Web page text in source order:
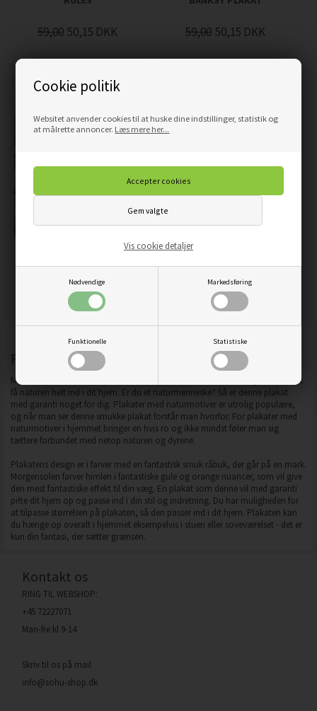
Cookie politik
Websitet anvender cookies til at huske dine indstillinger, statistik og
at målrette annoncer. Læs mere her...
Nødvendige Markedsføring
Funktionelle Statistiske
Vis cookie detaljer
59,00 50,15 DKK 59,00 50,15 DKK
58,65DKK 59,00 50,15 DKK
Plakat med en råbuk i farver
Med denne skønne farve plakat med en fin lille råbuk får du muligheden for at
få naturen helt ind i dit hjem. Er du et naturmenneske? Så er denne plakat
med garanti noget for dig. Plakater med naturmotiver er utrolig populære,
og når man ser denne smukke plakat forstår man hvorfor. For plakater med
naturmotiver i hjemmet bringer en hvis ro og ikke mindst føler man sig
tættere forbundet med netop naturen og dyrene.
Plakatens design er i farver med en fantastisk smuk råbuk, der går på en mark.
Morgensolen farver himlen i fantastiske gule og orange nuancer, som vil give
den mest fantastiske effekt til din væg. En plakat som denne vil med garanti
pifte dit hjem op og passe ind i din stil og indretning. Du har muligheden for
at tilpasse størrelsen på plakaten, så den passer ind i dit hjem. Plakaten kan
du hænge op overalt i hjemmet eksempelvis i stuen eller soveværelset - det er
kun din fantasi, der sætter grænsen.
Kontakt os
RING TIL WEBSHOP:
+45 72227071
Man-fre kl 9-14
Skriv til os på mail
info@sohu-shop.dk